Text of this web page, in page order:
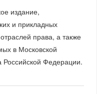
издание,
и прикладных
права, а также
в Московской
Российской Федерации.